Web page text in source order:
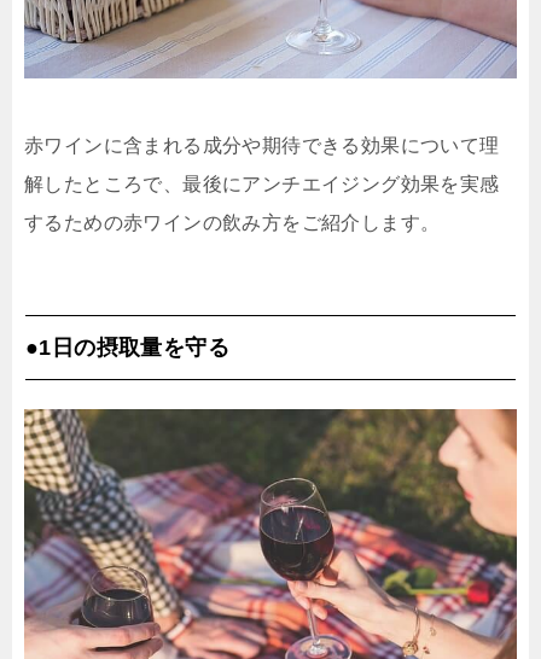
赤ワインに含まれる成分や期待できる効果について理
解したところで、最後にアンチエイジング効果を実感
するための赤ワインの飲み方をご紹介します。
●1日の摂取量を守る